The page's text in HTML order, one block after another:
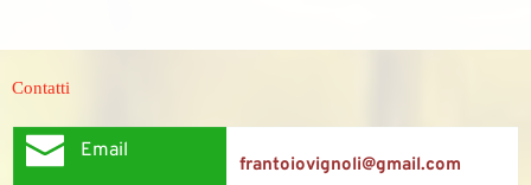
Contatti
Email
frantoiovignoli@gmail.com